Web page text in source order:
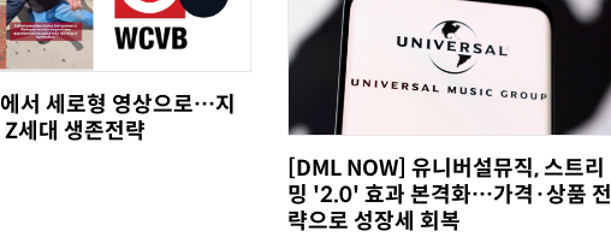
서 세로형 영상으로…지
세대 생존전략
[DML NOW] 유니버설뮤직, 스트리
밍 '2.0' 효과 본격화…가격·상품 전
략으로 성장세 회복